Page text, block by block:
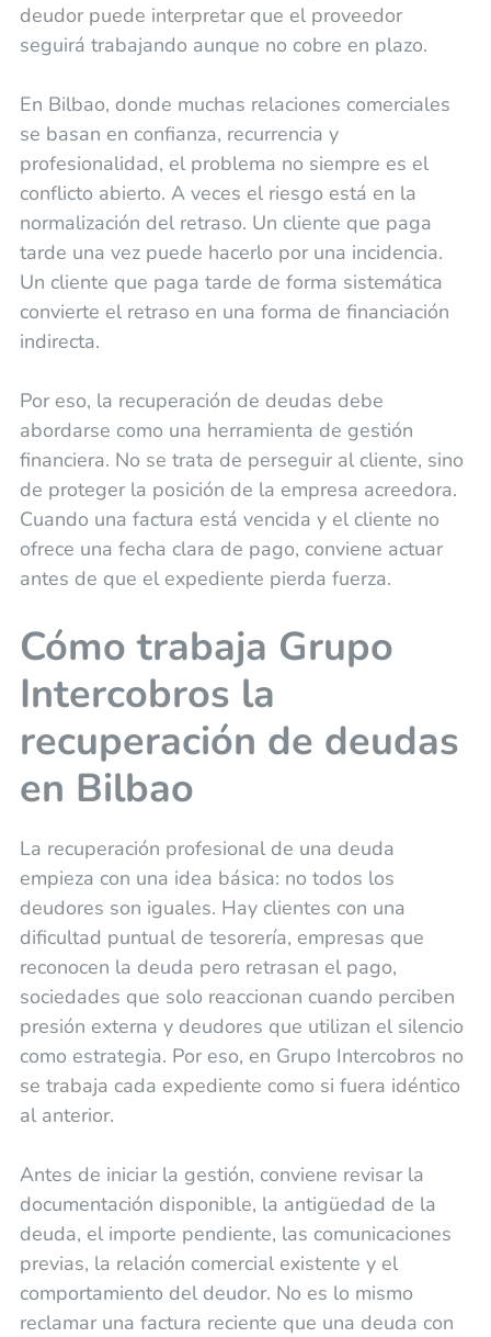
deudor puede interpretar que el proveedor
seguirá trabajando aunque no cobre en plazo.
En Bilbao, donde muchas relaciones comerciales
se basan en confianza, recurrencia y
profesionalidad, el problema no siempre es el
conflicto abierto. A veces el riesgo está en la
normalización del retraso. Un cliente que paga
tarde una vez puede hacerlo por una incidencia.
Un cliente que paga tarde de forma sistemática
convierte el retraso en una forma de financiación
indirecta.
Por eso, la recuperación de deudas debe
abordarse como una herramienta de gestión
financiera. No se trata de perseguir al cliente, sino
de proteger la posición de la empresa acreedora.
Cuando una factura está vencida y el cliente no
ofrece una fecha clara de pago, conviene actuar
antes de que el expediente pierda fuerza.
Cómo trabaja Grupo
Intercobros la
recuperación de deudas
en Bilbao
La recuperación profesional de una deuda
empieza con una idea básica: no todos los
deudores son iguales. Hay clientes con una
dificultad puntual de tesorería, empresas que
reconocen la deuda pero retrasan el pago,
sociedades que solo reaccionan cuando perciben
presión externa y deudores que utilizan el silencio
como estrategia. Por eso, en Grupo Intercobros no
se trabaja cada expediente como si fuera idéntico
al anterior.
Antes de iniciar la gestión, conviene revisar la
documentación disponible, la antigüedad de la
deuda, el importe pendiente, las comunicaciones
previas, la relación comercial existente y el
comportamiento del deudor. No es lo mismo
reclamar una factura reciente que una deuda con